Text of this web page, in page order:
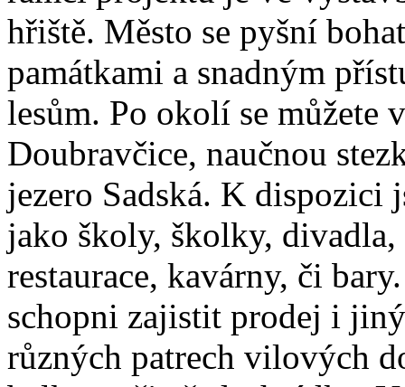
hřiště. Město se pyšní
památkami a snadným
lesům. Po okolí se můžete
Doubravčice, naučnou
jezero Sadská. K dispozici
jako školy, školky,
restaurace, kavárny, či
schopni zajistit prodej i
různých patrech vilových